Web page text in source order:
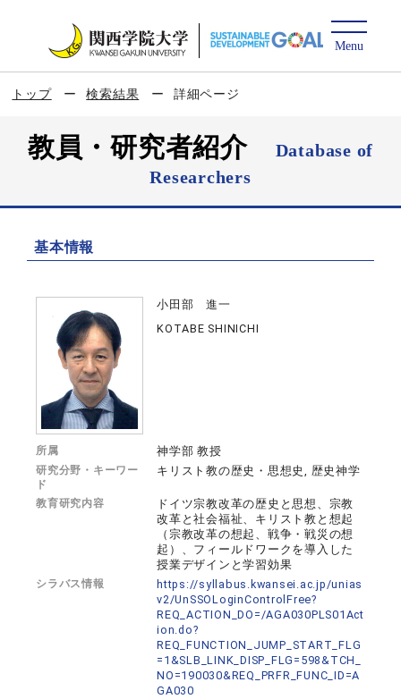
トップ 検索結果 詳細ページ
教員・研究者紹介
Database of
Researchers
基本情報
小田部 進一
KOTABE SHINICHI
所属 神学部 教授
研究分野・キーワー
ド
キリスト教の歴史・思想史, 歴史神学
教育研究内容
ドイツ宗教改革の歴史と思想、宗教
改革と社会福祉、キリスト教と想起
（宗教改革の想起、戦争・戦災の想
起）、フィールドワークを導入した
授業デザインと学習効果
シラバス情報
https://syllabus.kwansei.ac.jp/unias
v2/UnSSOLoginControlFree?
REQ_ACTION_DO=/AGA030PLS01Act
ion.do?
REQ_FUNCTION_JUMP_START_FLG
=1&SLB_LINK_DISP_FLG=598&TCH_
NO=190030&REQ_PRFR_FUNC_ID=A
GA030